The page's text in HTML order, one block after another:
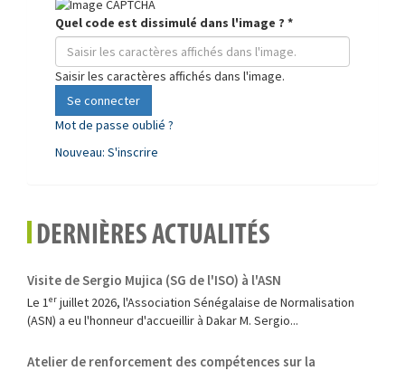
Quel code est dissimulé dans l'image ? *
Saisir les caractères affichés dans l'image.
Se connecter
Mot de passe oublié ?
Nouveau: S'inscrire
DERNIÈRES ACTUALITÉS
Visite de Sergio Mujica (SG de l'ISO) à l'ASN
Le 1ᵉʳ juillet 2026, l'Association Sénégalaise de Normalisation
(ASN) a eu l'honneur d'accueillir à Dakar M. Sergio...
Atelier de renforcement des compétences sur la